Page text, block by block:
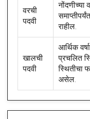
वरची
पदवी
नोंदणीच्या
राहील.
खालची
पदवी
आर्थिक
प्रचलित
स्थितीचा
असेल.